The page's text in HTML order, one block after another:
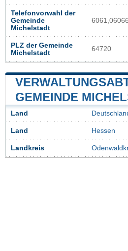
Telefonvorwahl der
Gemeinde
Michelstadt
6061,06066
PLZ der Gemeinde
Michelstadt
64720
GEMEINDE
Land
Land Hessen
Landkreis